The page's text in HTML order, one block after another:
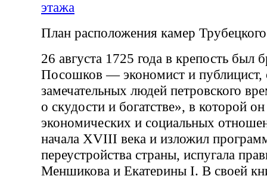
План расположения камер
26 августа 1725 года в крепость был
Посошков — экономист и публицист,
замечательных людей петровского
о скудости и богатстве», в которой
экономических и социальных
начала XVIII века и изложил
переустройства страны, испугала
Меншикова и Екатерины I. В своей